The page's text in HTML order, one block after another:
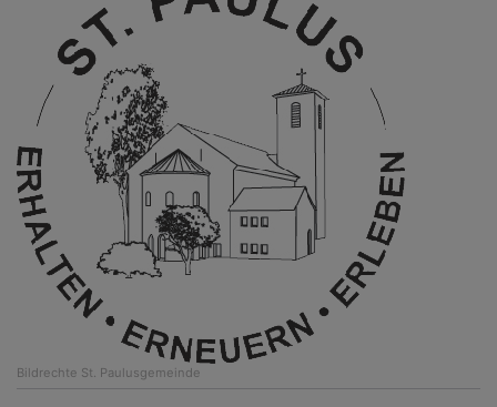
Bildrechte St. Paulusgemeinde